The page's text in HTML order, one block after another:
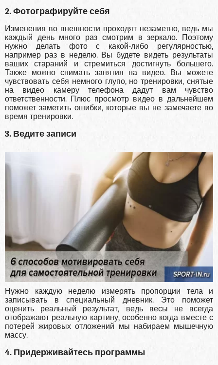
2. Фотографируйте себя
Изменения во внешности проходят незаметно, ведь мы
каждый день много раз смотрим в зеркало. Поэтому
нужно делать фото с какой-либо регулярностью,
например раз в неделю. Вы будете видеть результаты
ваших стараний и стремиться достигнуть большего.
Также можно снимать занятия на видео. Вы можете
чувствовать себя немного глупо, но тренировки, снятые
на видео камеру телефона дадут вам чувство
ответственности. Плюс просмотр видео в дальнейшем
поможет заметить ошибки, которые вы не замечаете во
время тренировки.
3. Ведите записи
Нужно каждую неделю измерять пропорции тела и
записывать в специальный дневник. Это поможет
оценить реальный результат, ведь весы не всегда
отображают реальную картину, особенно когда вместе с
потерей жировых отложений мы набираем мышечную
массу.
4. Придерживайтесь программы